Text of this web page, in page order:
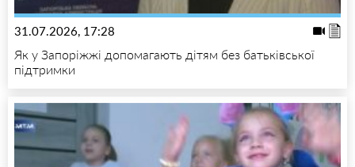
31.07.2026, 17:28
Як у Запоріжжі допомагають дітям без батьківської
підтримки